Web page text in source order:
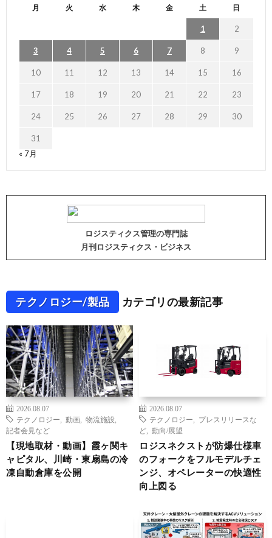
月 火 水 木 金 土 日
1 2
3 4 5 6 7 8 9
10 11 12 13 14 15 16
17 18 19 20 21 22 23
24 25 26 27 28 29 30
31
« 7月
ロジスティクス管理の専門誌
月刊ロジスティクス・ビジネス
テクノロジー/製品 カテゴリの最新記事
2026.08.07
テクノロジー
動画 物流施設
記者会見など
【現地取材・動画】霞ヶ関キ
ャピタル、川崎・東扇島の冷
凍自動倉庫を公開
2026.08.07
テクノロジー
プレスリリースな
ど
動向/展望
ロジスネクストが防爆仕様車
のフォークをフルモデルチェ
ンジ、オペレーターの快適性
向上図る